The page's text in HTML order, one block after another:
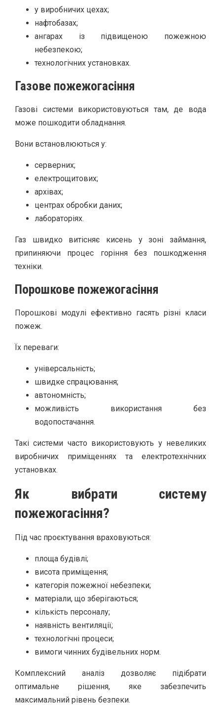
у виробничих цехах;
нафтобазах;
ангарах із підвищеною пожежною
небезпекою;
технологічних установках.
Газове пожежогасіння
Газові системи використовуються там, де вода
може пошкодити обладнання.
Вони встановлюються у:
серверних;
електрощитових;
архівах;
центрах обробки даних;
лабораторіях.
Газ швидко витісняє кисень у зоні займання,
припиняючи процес горіння без пошкодження
техніки.
Порошкове пожежогасіння
Порошкові модулі ефективно гасять різні класи
пожеж.
Їх переваги:
універсальність;
швидке спрацювання;
автономність;
можливість використання без
водопостачання.
Такі системи часто використовують у невеликих
виробничих приміщеннях та електротехнічних
установках.
Як вибрати систему
пожежогасіння?
Під час проєктування враховуються:
площа будівлі;
висота приміщення;
категорія пожежної небезпеки;
матеріали, що зберігаються;
кількість персоналу;
наявність вентиляції;
технологічні процеси;
вимоги чинних будівельних норм.
Комплексний аналіз дозволяє підібрати
оптимальне рішення, яке забезпечить
максимальний рівень безпеки.